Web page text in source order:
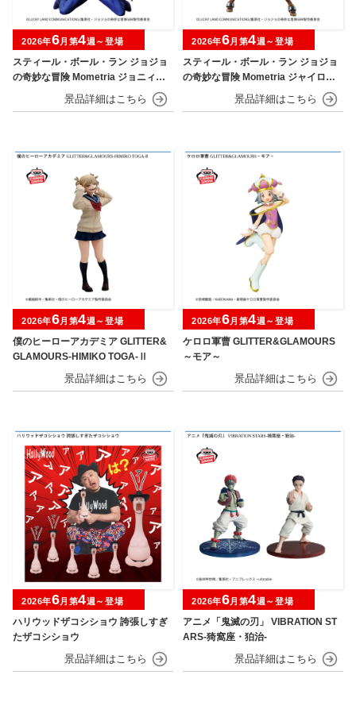
スティール・ボール・ラン ジョジョ
の奇妙な冒険 Mometria ジョニィ・
ジョースター
2026年6月第4週～登場
スティール・ボール・ラン ジョジョ
の奇妙な冒険 Mometria ジャイロ・
2026年6月第4週～登場
僕のヒーローアカデミア GLITTER&
GLAMOURS-HIMIKO TOGA-Ⅱ
2026年6月第4週～登場
ケロロ軍曹 GLITTER&GLAMOURS
～モア～
2026年6月第4週～登場
ハリウッドザコシショウ 誇張しすぎ
たザコシショウ
2026年6月第4週～登場
アニメ「鬼滅の刃」 VIBRATION ST
ARS-猗窩座・狛治-
2026年6月第4週～登場